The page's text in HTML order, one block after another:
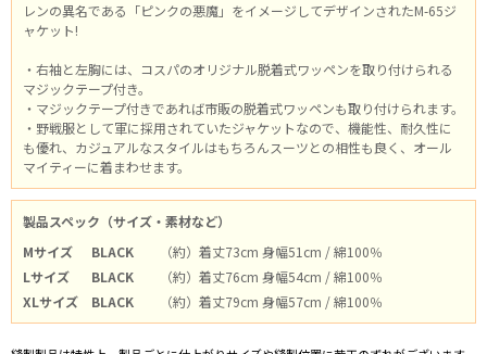
レンの異名である「ピンクの悪魔」をイメージしてデザインされたM-65ジ
ャケット!
・右袖と左胸には、コスパのオリジナル脱着式ワッペンを取り付けられる
マジックテープ付き。
・マジックテープ付きであれば市販の脱着式ワッペンも取り付けられます。
・野戦服として軍に採用されていたジャケットなので、機能性、耐久性に
も優れ、カジュアルなスタイルはもちろんスーツとの相性も良く、オール
マイティーに着まわせます。
製品スペック（サイズ・素材など）
Mサイズ
BLACK
（約）着丈73cm 身幅51cm / 綿100％
Lサイズ
BLACK
（約）着丈76cm 身幅54cm / 綿100％
XLサイズ
BLACK （約）着丈79cm 身幅57cm / 綿100％